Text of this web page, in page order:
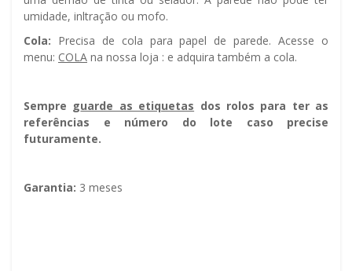
umidade, infiltração ou mofo.
Cola: Precisa de cola para papel de parede. Acesse o
menu: COLA na nossa loja : e adquira também a cola.
Sempre guarde as etiquetas dos rolos para ter as
referências e número do lote caso precise
futuramente.
Garantia: 3 meses